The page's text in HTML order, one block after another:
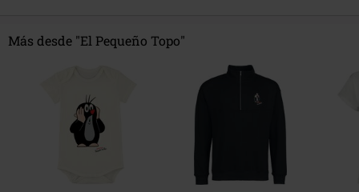
Más desde "El Pequeño Topo"